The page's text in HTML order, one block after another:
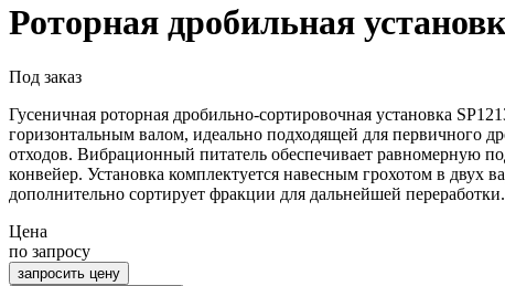
Роторная дробильная
Под заказ
Гусеничная роторная дробильно-сортировочная установка
горизонтальным валом, идеально подходящей для первичного
отходов. Вибрационный питатель обеспечивает равномерную
конвейер. Установка комплектуется навесным грохотом в двух
дополнительно сортирует фракции для дальнейшей
Цена
по запросу
запросить цену